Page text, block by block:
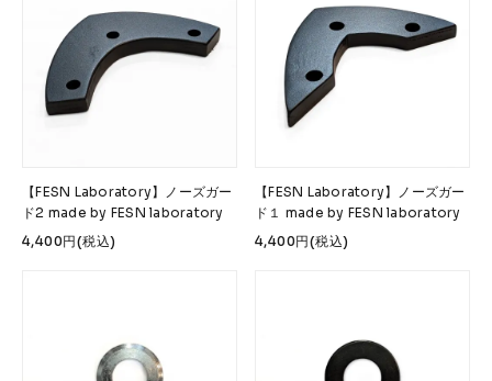
【FESN Laboratory】ノーズガー
ド2 made by FESN laboratory
4,400円(税込)
【FESN Laboratory】ノーズガー
ド１ made by FESN laboratory
4,400円(税込)